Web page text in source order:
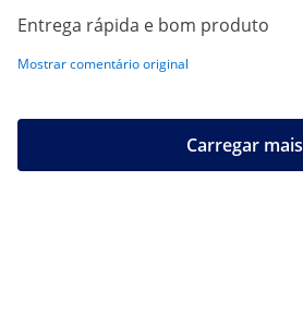
Entrega rápida e bom produto
Mostrar comentário original
Carregar mais